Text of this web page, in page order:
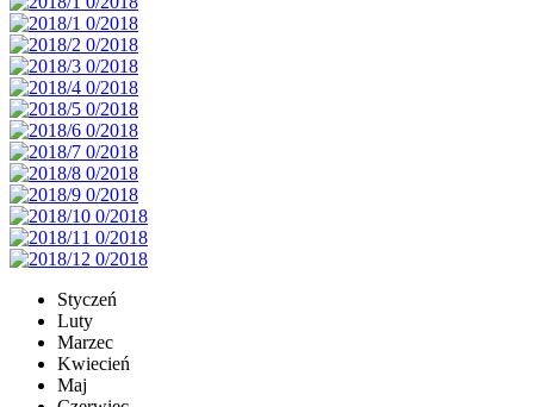
Styczeń
Luty
Marzec
Kwiecień
Maj